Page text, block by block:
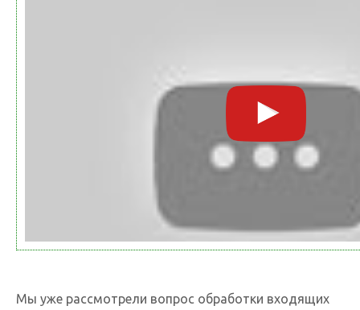
Мы уже рассмотрели вопрос обработки входящих